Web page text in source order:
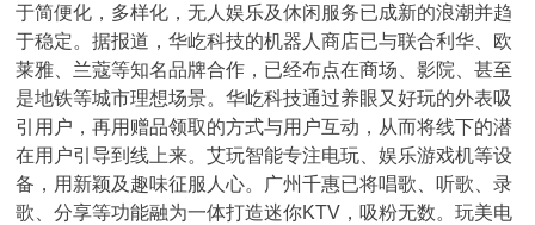
于简便化，多样化，无人娱乐及休闲服务已成新的浪潮并趋
于稳定。据报道，华屹科技的机器人商店已与联合利华、欧
莱雅、兰蔻等知名品牌合作，已经布点在商场、影院、甚至
是地铁等城市理想场景。华屹科技通过养眼又好玩的外表吸
引用户，再用赠品领取的方式与用户互动，从而将线下的潜
在用户引导到线上来。艾玩智能专注电玩、娱乐游戏机等设
备，用新颖及趣味征服人心。广州千惠已将唱歌、听歌、录
歌、分享等功能融为一体打造迷你KTV，吸粉无数。玩美电